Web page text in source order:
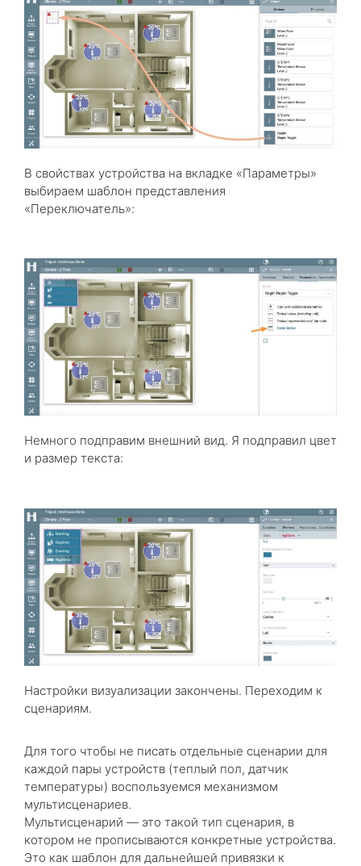
В свойствах устройства на вкладке «Параметры»
выбираем шаблон представления
«Переключатель»:
Немного подправим внешний вид. Я подправил цвет
и размер текста:
Настройки визуализации закончены. Переходим к
сценариям.
Для того чтобы не писать отдельные сценарии для
каждой пары устройств (теплый пол, датчик
температуры) воспользуемся механизмом
мультисценариев.
Мультисценарий — это такой тип сценария, в
котором не прописываются конкретные устройства.
Это как шаблон для дальнейшей привязки к